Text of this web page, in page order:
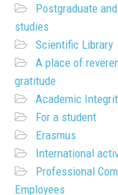
Postgraduate
studies
Scientific Library
A place of
gratitude
Academic
For a student
Erasmus
International
Professional
Employees